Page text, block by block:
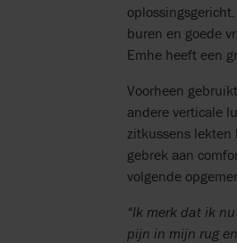
buren en goede
Emhe heeft een
Voorheen
andere verticale
zitkussens
gebrek aan
volgende
“Ik merk dat ik
pijn in mijn rug